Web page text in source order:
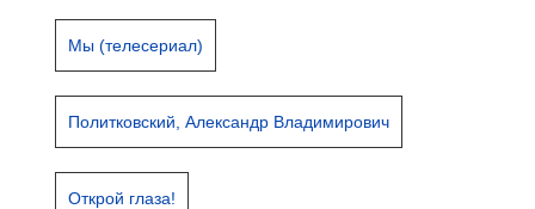
Мы (телесериал)
Политковский, Александр Владимирович
Открой глаза!